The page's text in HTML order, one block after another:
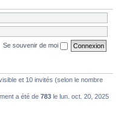
Se souvenir de moi
et 10 invités (selon le nombre
a été de 783 le lun. oct. 20, 2025